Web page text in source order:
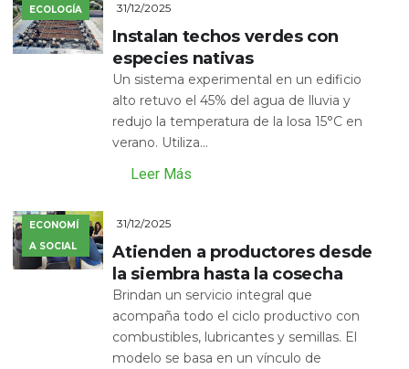
ECOLOGÍA 31/12/2025
Instalan techos verdes con
especies nativas
Un sistema experimental en un edificio
alto retuvo el 45% del agua de lluvia y
redujo la temperatura de la losa 15°C en
verano. Utiliza...
Leer Más
ECONOMÍ
A SOCIAL
31/12/2025
Atienden a productores desde
la siembra hasta la cosecha
Brindan un servicio integral que
acompaña todo el ciclo productivo con
combustibles, lubricantes y semillas. El
modelo se basa en un vínculo de